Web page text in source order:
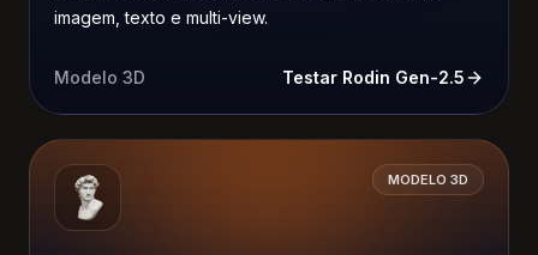
imagem, texto e multi-view.
Modelo 3D Testar Rodin Gen-2.5
MODELO 3D